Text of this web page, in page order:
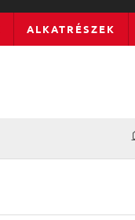
ALKATRÉSZEK